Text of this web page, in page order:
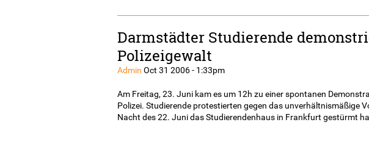
Darmstädter Studierende
Polizeigewalt
Admin Oct 31 2006 - 1:33pm
Am Freitag, 23. Juni kam es um 12h zu einer spontanen
Polizei. Studierende protestierten gegen das unverhältnismäßige
Nacht des 22. Juni das Studierendenhaus in Frankfurt gestürmt